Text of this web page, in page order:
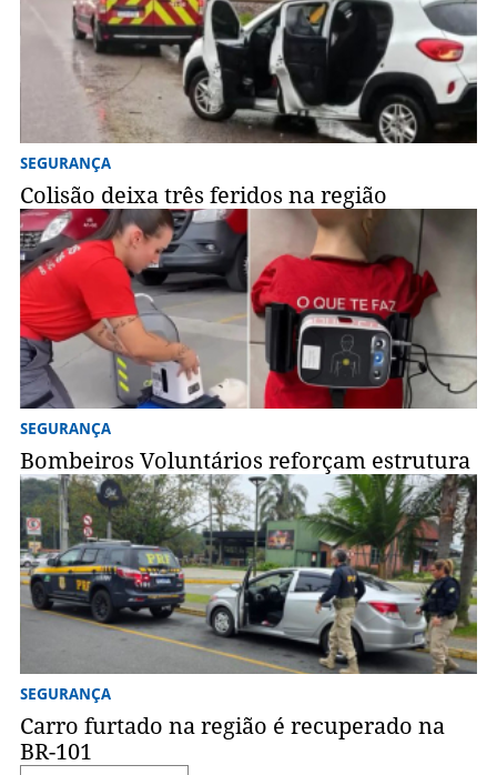
SEGURANÇA
Colisão deixa três feridos na região
SEGURANÇA
Bombeiros Voluntários reforçam estrutura
SEGURANÇA
Carro furtado na região é recuperado na
BR-101